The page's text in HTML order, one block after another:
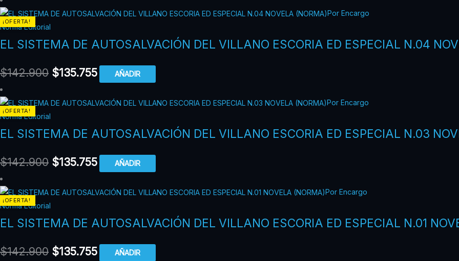
¡OFERTA!
Por Encargo
Norma Editorial
EL SISTEMA DE AUTOSALVACIÓN DEL VILLANO ESCORIA ED ESPECIAL N.04
$142.900 $135.755 AÑADIR
¡OFERTA!
Por Encargo
Norma Editorial
EL SISTEMA DE AUTOSALVACIÓN DEL VILLANO ESCORIA ED ESPECIAL N.03
$142.900 $135.755 AÑADIR
¡OFERTA!
Por Encargo
Norma Editorial
EL SISTEMA DE AUTOSALVACIÓN DEL VILLANO ESCORIA ED ESPECIAL N.01
$142.900 $135.755 AÑADIR